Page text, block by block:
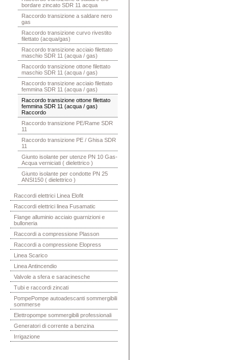
bordare zincato SDR 11 acqua
Raccordo transizione a saldare nero
gas
Raccordo transizione curvo rivestito
filettato (acqua/gas)
Raccordo transizione acciaio filettato
maschio SDR 11 (acqua / gas)
Raccordo transizione ottone filettato
maschio SDR 11 (acqua / gas)
Raccordo transizione acciaio filettato
femmina SDR 11 (acqua / gas)
Raccordo transizione ottone filettato
femmina SDR 11 (acqua / gas)
Raccordo
Raccordo transizione PE/Rame SDR
11
Raccordo transizione PE / Ghisa SDR
11
Giunto isolante per utenze PN 10 Gas-
Acqua verniciati ( dielettrico )
Giunto isolante per condotte PN 25
ANSI150 ( dielettrico )
Raccordi elettrici Linea Elofit
Raccordi elettrici linea Fusamatic
Flange alluminio acciaio guarnizioni e
bulloneria
Raccordi a compressione Plasson
Raccordi a compressione Elopress
Linea Scarico
Linea Antincendio
Valvole a sfera e saracinesche
Tubi e raccordi zincati
PompePompe autoadescanti sommergibili
sommerse
Elettropompe sommergibili professionali
Generatori di corrente a benzina
Irrigazione